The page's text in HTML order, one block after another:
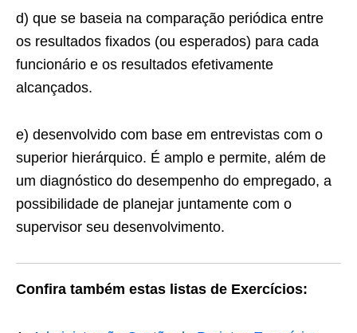
d) que se baseia na comparação periódica entre
os resultados fixados (ou esperados) para cada
funcionário e os resultados efetivamente
alcançados.
e) desenvolvido com base em entrevistas com o
superior hierárquico. É amplo e permite, além de
um diagnóstico do desempenho do empregado, a
possibilidade de planejar juntamente com o
supervisor seu desenvolvimento.
Confira também estas listas de Exercícios: